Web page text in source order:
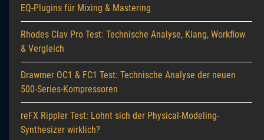
EQ-Plugins für Mixing & Mastering
Rhodes Clav Pro Test: Technische Analyse, Klang, Workflow
& Vergleich
Drawmer OC1 & FC1 Test: Technische Analyse der neuen
500-Series-Kompressoren
reFX Rippler Test: Lohnt sich der Physical-Modeling-
Synthesizer wirklich?